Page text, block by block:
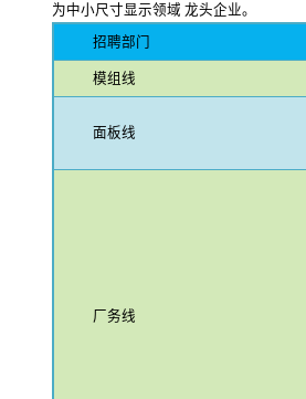
为中小尺寸显示领域 龙头企业。
招聘部门
模组线
面板线
厂务线